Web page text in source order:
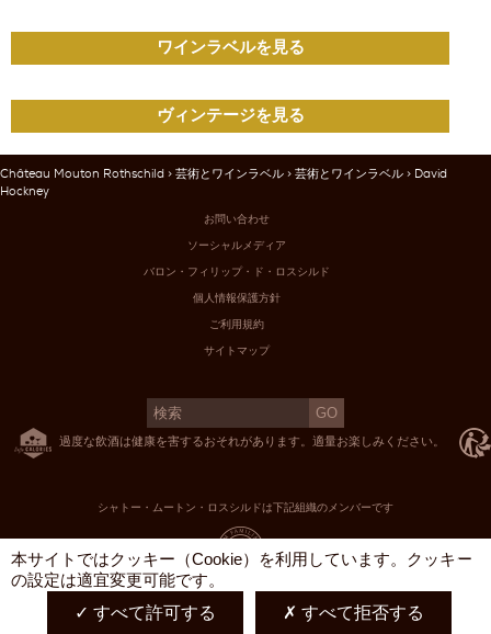
ワインラベルを見る
ヴィンテージを見る
Château Mouton Rothschild > 芸術とワインラベル > 芸術とワインラベル > David
Hockney
お問い合わせ
ソーシャルメディア
バロン・フィリップ・ド・ロスシルド
個人情報保護方針
ご利用規約
サイトマップ
過度な飲酒は健康を害するおそれがあります。適量お楽しみください。
シャトー・ムートン・ロスシルドは下記組織のメンバーです
English
X
本サイトではクッキー（Cookie）を利用しています。クッキー
の設定は適宜変更可能です。
すべて許可する
すべて拒否する